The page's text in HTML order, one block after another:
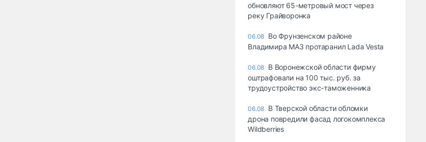
обновляют 65-метровый мост через
реку Грайворонка
06.08 Во Фрунзенском районе
Владимира МАЗ протаранил Lada Vesta
06.08 В Воронежской области фирму
оштрафовали на 100 тыс. руб. за
трудоустройство экс-таможенника
06.08 В Тверской области обломки
дрона повредили фасад логокомплекса
Wildberries